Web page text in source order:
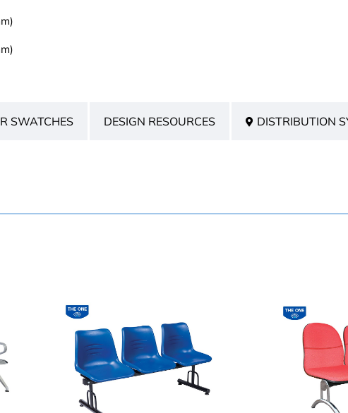
SWATCHES DESIGN RESOURCES DISTRIBUTION